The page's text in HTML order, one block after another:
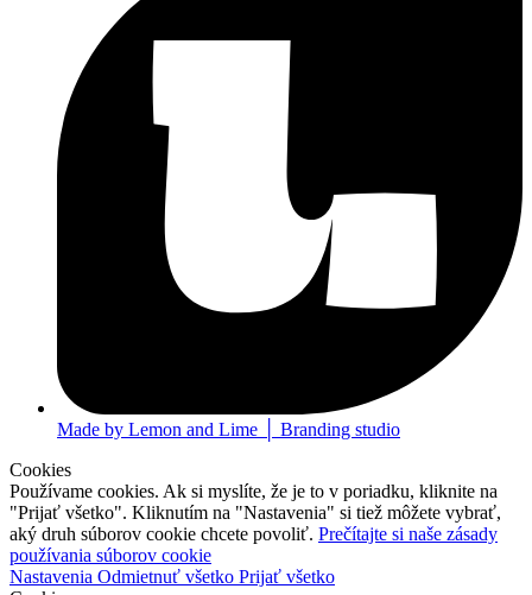
Made by Lemon and Lime │ Branding studio
Cookies
Používame cookies. Ak si myslíte, že je to v poriadku, kliknite na
"Prijať všetko". Kliknutím na "Nastavenia" si tiež môžete vybrať,
aký druh súborov cookie chcete povoliť. Prečítajte si naše zásady
používania súborov cookie
Nastavenia Odmietnuť všetko Prijať všetko